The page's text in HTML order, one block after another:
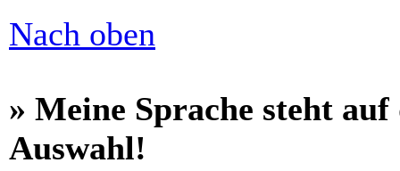
Nach oben
» Meine Sprache steht
Auswahl!